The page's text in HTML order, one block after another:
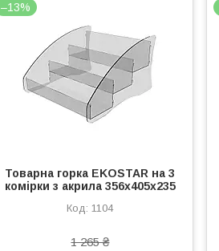
–13%
Товарна горка EKOSTAR на 3
комірки з акрила 356х405х235
1104
1 265 ₴